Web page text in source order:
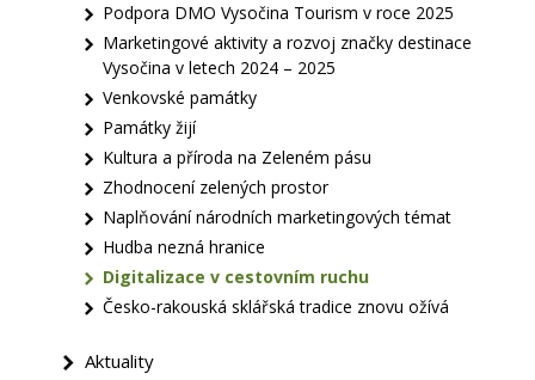
Podpora DMO Vysočina Tourism v roce 2025
Marketingové aktivity a rozvoj značky destinace
Vysočina v letech 2024 – 2025
Venkovské památky
Památky žijí
Kultura a příroda na Zeleném pásu
Zhodnocení zelených prostor
Naplňování národních marketingových témat
Hudba nezná hranice
Digitalizace v cestovním ruchu
Česko-rakouská sklářská tradice znovu ožívá
Aktuality